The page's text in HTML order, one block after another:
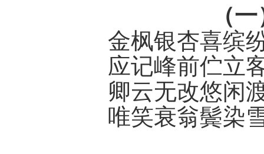
（
金枫银杏喜缤
应记峰前伫立
卿云无改悠闲
唯笑衰翁鬓染